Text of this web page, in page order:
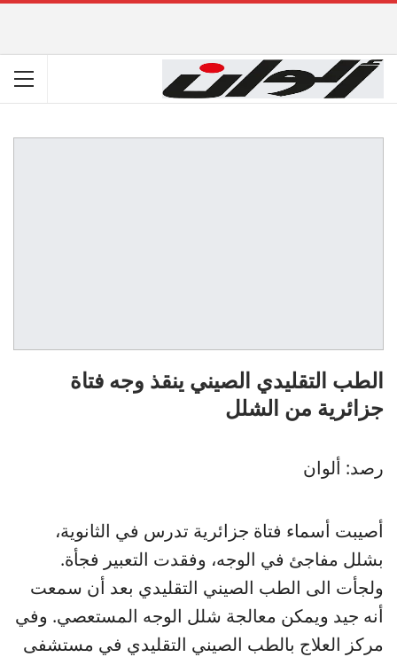
الطب التقليدي الصيني ينقذ وجه فتاة
جزائرية من الشلل
رصد: ألوان
أصيبت أسماء فتاة جزائرية تدرس في الثانوية،
بشلل مفاجئ في الوجه، وفقدت التعبير فجأة.
ولجأت الى الطب الصيني التقليدي بعد أن سمعت
أنه جيد ويمكن معالجة شلل الوجه المستعصي. وفي
مركز العلاج بالطب الصيني التقليدي في مستشفى